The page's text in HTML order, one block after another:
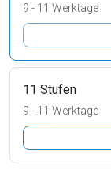
9 - 11 Werktage
11 Stufen
9 - 11 Werktage